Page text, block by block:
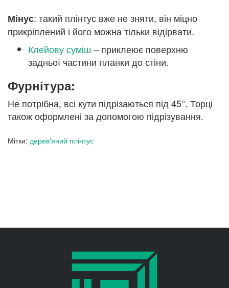
Мінус: такий плінтус вже не зняти, він міцно
прикріплений і його можна тільки відірвати.
Клейову суміш– приклеює поверхню
задньої частини планки до стіни.
Фурнітура:
Не потрібна, всі кути підрізаються під 45°. Торці
також оформлені за допомогою підрізування.
Мітки: дерев'яний плінтус